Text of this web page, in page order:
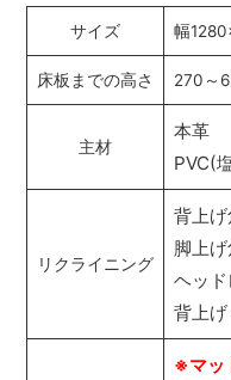
サイズ 幅
床板までの高さ 270～
主材
本革
PVC(
リクライニング
背上
脚上
ヘッ
背上
※マッ